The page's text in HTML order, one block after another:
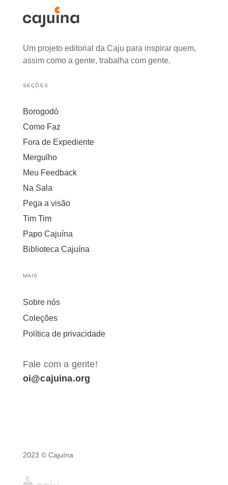
Um projeto editorial da Caju para inspirar quem,
assim como a gente, trabalha com gente.
SEÇÕES
Borogodó
Como Faz
Fora de Expediente
Mergulho
Meu Feedback
Na Sala
Pega a visão
Tim Tim
Papo Cajuína
Biblioteca Cajuína
MAIS
Sobre nós
Coleções
Política de privacidade
Fale com a gente!
oi@cajuina.org
2023 © Cajuína